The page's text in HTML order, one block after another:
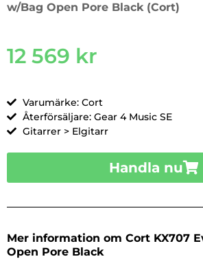
w/Bag Open Pore Black (Cort)
12 569 kr
Varumärke: Cort
Återförsäljare: Gear 4 Music SE
Gitarrer > Elgitarr
Handla nu
Mer information om Cort KX707
Open Pore Black